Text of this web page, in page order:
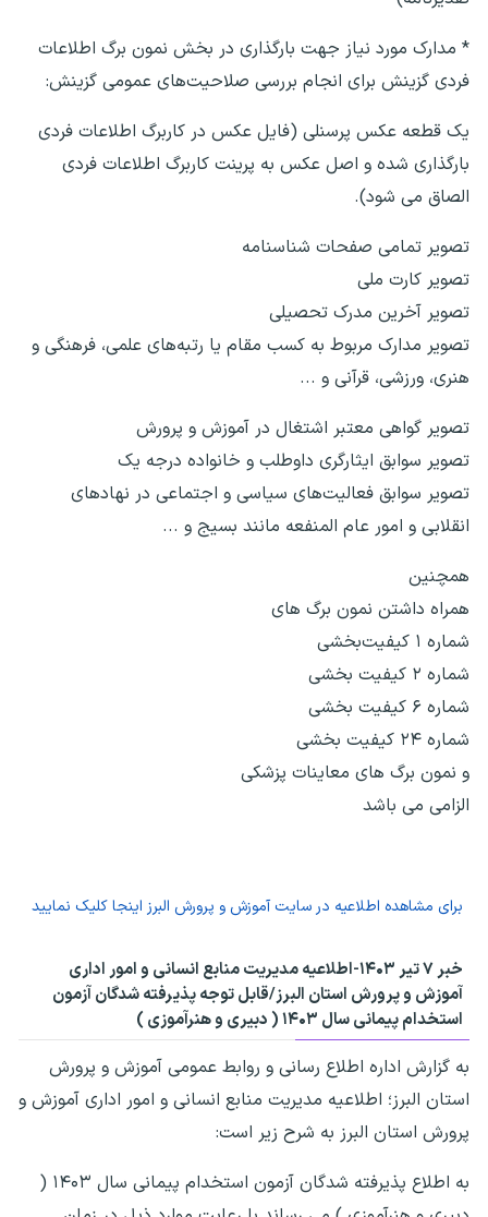
* مدارک مورد نیاز جهت بارگذاری در بخش نمون برگ اطلاعات
فردی گزینش برای انجام بررسی صلاحیت‌های عمومی گزینش:
یک قطعه عکس پرسنلی (فایل عکس در کاربرگ اطلاعات فردی
بارگذاری شده و اصل عکس به پرینت کاربرگ اطلاعات فردی
الصاق می شود).
تصویر تمامی صفحات شناسنامه
تصویر کارت ملی
تصویر آخرین مدرک تحصیلی
تصویر مدارک مربوط به کسب مقام یا رتبه‌های علمی، فرهنگی و
هنری، ورزشی، قرآنی و ...
تصویر گواهی معتبر اشتغال در آموزش و پرورش
تصویر سوابق ایثارگری داوطلب و خانواده درجه یک
تصویر سوابق فعالیت‌های سیاسی و اجتماعی در نهادهای
انقلابی و امور عام المنفعه مانند بسیج و ...
همچنین
همراه داشتن نمون برگ های
شماره ۱ کیفیت‌بخشی
شماره ۲ کیفیت بخشی
شماره ۶ کیفیت بخشی
شماره ۲۴ کیفیت بخشی
و نمون برگ های معاینات پزشکی
الزامی می باشد
برای مشاهده اطلاعیه در سایت آموزش و پرورش البرز اینجا کلیک نمایید
خبر ۷ تیر ۱۴۰۳-اطلاعیه مدیریت منابع انسانی و امور اداری
آموزش و پرورش استان البرز/قابل توجه پذیرفته شدگان آزمون
استخدام‌ پیمانی سال ۱۴۰۳ ( دبیری و هنرآموزی )
به گزارش اداره اطلاع رسانی و روابط عمومی آموزش و پرورش
استان البرز؛ اطلاعیه مدیریت منابع انسانی و امور اداری آموزش و
پرورش استان البرز به شرح زیر است:
به اطلاع پذیرفته شدگان آزمون استخدام‌ پیمانی سال ۱۴۰۳ (